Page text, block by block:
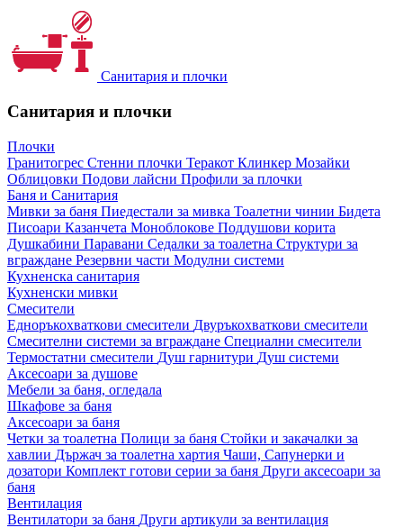
Санитария и плочки
Санитария и плочки
Плочки
Гранитогрес Стенни плочки Теракот Клинкер Мозайки
Облицовки Подови лайсни Профили за плочки
Баня и Санитария
Мивки за баня Пиедестали за мивка Тоалетни чинии Бидета
Писоари Казанчета Моноблокове Поддушови корита
Душкабини Паравани Седалки за тоалетна Структури за
вграждане Резервни части Модулни системи
Кухненска санитария
Кухненски мивки
Смесители
Едноръкохваткови смесители Двуръкохваткови смесители
Смесителни системи за вграждане Специални смесители
Термостатни смесители Душ гарнитури Душ системи
Аксесоари за душове
Мебели за баня, огледала
Шкафове за баня
Аксесоари за баня
Четки за тоалетна Полици за баня Стойки и закачалки за
хавлии Държач за тоалетна хартия Чаши, Сапунерки и
дозатори Комплект готови серии за баня Други аксесоари за
баня
Вентилация
Вентилатори за баня Други артикули за вентилация